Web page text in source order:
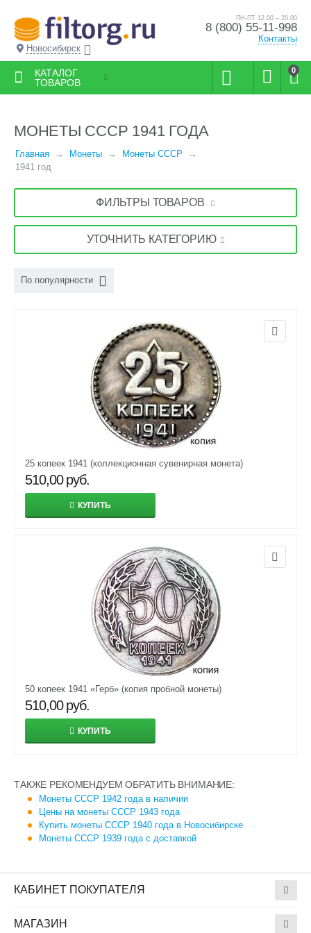
Новосибирск
ПН-ПТ 12.00 – 20.00
8 (800) 55-11-998
Контакты
0
КАТАЛОГ
ТОВАРОВ
МОНЕТЫ СССР 1941 ГОДА
Главная Монеты
Монеты СССР
1941 год
ФИЛЬТРЫ ТОВАРОВ
УТОЧНИТЬ КАТЕГОРИЮ
По популярности
25 копеек 1941 (коллекционная сувенирная монета)
510,00 руб.
КУПИТЬ
50 копеек 1941 «Герб» (копия пробной монеты)
510,00 руб.
КУПИТЬ
ТАКЖЕ РЕКОМЕНДУЕМ ОБРАТИТЬ ВНИМАНИЕ:
Монеты СССР 1942 года в наличии
Цены на монеты СССР 1943 года
Купить монеты СССР 1940 года в Новосибирске
Монеты СССР 1939 года с доставкой
КАБИНЕТ ПОКУПАТЕЛЯ
МАГАЗИН